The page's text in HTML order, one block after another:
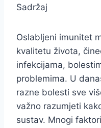
Sadržaj
Oslabljeni imunitet
kvalitetu života,
infekcijama,
problemima. U
razne bolesti sve
važno razumjeti
sustav. Mnogi